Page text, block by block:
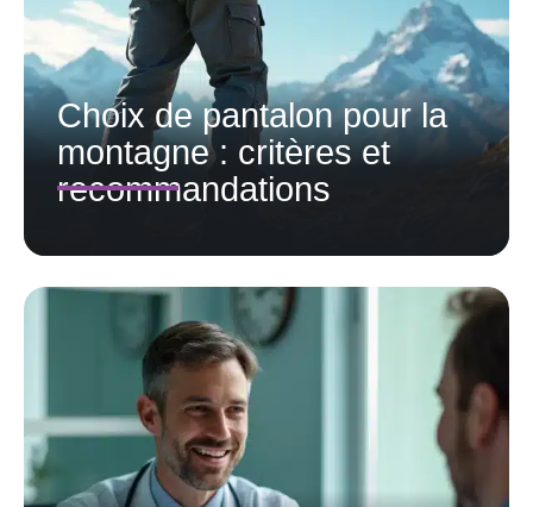
Choix de pantalon pour la
montagne : critères et
recommandations